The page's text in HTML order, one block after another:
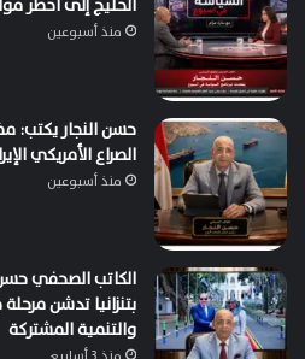
الخليج إلى أخطر
منذ أسبوعين
حسن النجار يكتب:
الصراع الأمريكي
منذ أسبوعين
الكاتب الصحفي
بتنزانيا تدشن
والتنمية المشتركة